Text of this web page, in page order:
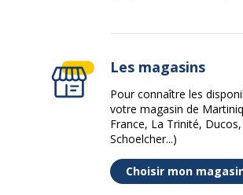
Les magasins
Pour connaître les
votre magasin de
France, La Trinité,
Schoelcher...)
Choisir mon